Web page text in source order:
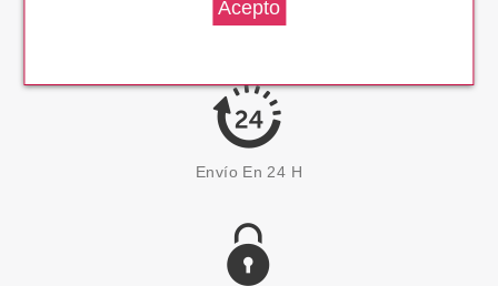
Envío En 24 H